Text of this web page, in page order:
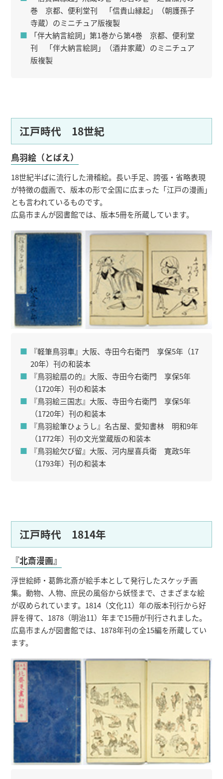
巻 京都、便利堂刊 「信貴山縁起」（朝護孫子
寺蔵）のミニチュア版複製
「伴大納言絵詞」第1巻から第4巻 京都、便利堂
刊 「伴大納言絵詞」（酒井家蔵）のミニチュア
版複製
江戸時代 18世紀
鳥羽絵（とばえ）
18世紀半ばに流行した滑稽絵。長い手足、誇張・省略表現
が特徴の戯画で、版本の形で全国に広まった「江戸の漫画」
とも言われているものです。
広島市まんが図書館では、版本5冊を所蔵しています。
『軽筆鳥羽車』大阪、寺田今右衛門 享保5年（17
20年）刊の和装本
『鳥羽絵扇の的』大阪、寺田今右衛門 享保5年
（1720年）刊の和装本
『鳥羽絵三国志』大阪、寺田今右衛門 享保5年
（1720年）刊の和装本
『鳥羽絵筆ひょうし』名古屋、愛知書林 明和9年
（1772年）刊の文光堂蔵版の和装本
『鳥羽絵欠び留』大阪、河内屋喜兵衛 寛政5年
（1793年）刊の和装本
江戸時代 1814年
『北斎漫画』
浮世絵師・葛飾北斎が絵手本として発行したスケッチ画
集。動物、人物、庶民の風俗から妖怪まで、さまざまな絵
が収められています。1814（文化11）年の版本刊行から好
評を得て、1878（明治11）年まで15冊が刊行されました。
広島市まんが図書館では、1878年刊の全15編を所蔵してい
ます。